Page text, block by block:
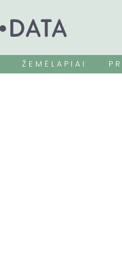
Ž E M Ė L A P I A I P